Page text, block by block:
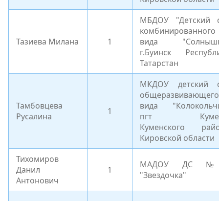
Тазиева Милана 1
МБДОУ "Детский
комбинированного
вида
г.Буинск
Татарстан
Тамбовцева
Русалина
1
МКДОУ детский
общеразвивающего
вида
пгт
Куменского
Кировской области
Тихомиров
Данил
Антонович
1
МАДОУ ДС
"Звездочка"